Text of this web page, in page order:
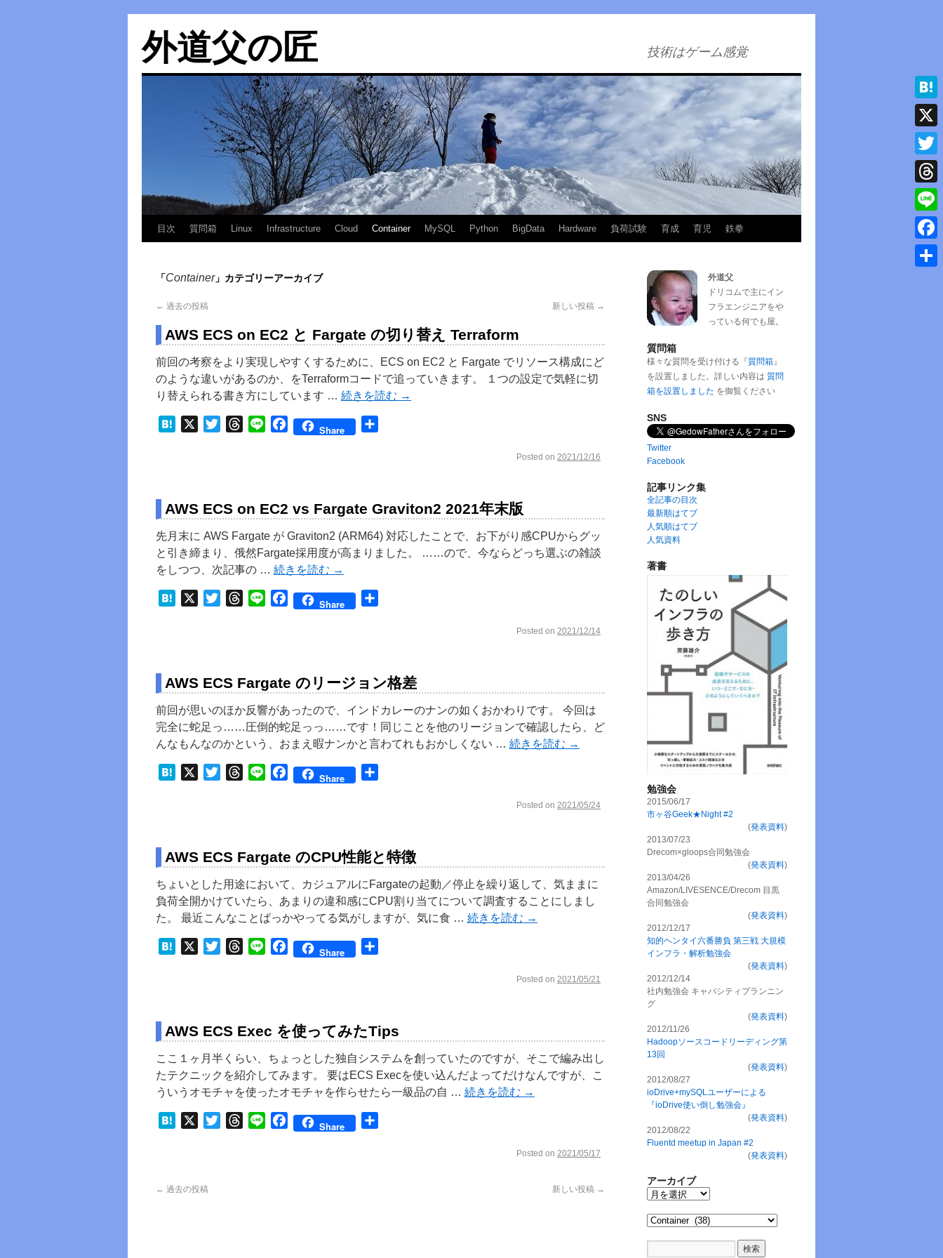
外道父の匠 技術はゲーム感覚
目次 質問箱 Linux Infrastructure Cloud Container MySQL Python BigData Hardware 負荷試験 育成 育児 鉄拳
「Container」カテゴリーアーカイブ
← 過去の投稿 新しい投稿 →
AWS ECS on EC2 と Fargate の切り替え Terraform
前回の考察をより実現しやすくするために、ECS on EC2 と Fargate でリソース構成にど
のような違いがあるのか、をTerraformコードで追っていきます。 １つの設定で気軽に切
り替えられる書き方にしています … 続きを読む →
Hatena TwitterThreads
Line FacebookShare
Posted on 2021/12/16
AWS ECS on EC2 vs Fargate Graviton2 2021年末版
先月末に AWS Fargate が Graviton2 (ARM64) 対応したことで、お下がり感CPUからグッ
と引き締まり、俄然Fargate採用度が高まりました。 ……ので、今ならどっち選ぶの雑談
をしつつ、次記事の … 続きを読む →
Hatena TwitterThreads
Line FacebookShare
Posted on 2021/12/14
AWS ECS Fargate のリージョン格差
前回が思いのほか反響があったので、インドカレーのナンの如くおかわりです。 今回は
完全に蛇足っ……圧倒的蛇足っっ……です！同じことを他のリージョンで確認したら、ど
んなもんなのかという、おまえ暇ナンかと言わてれもおかしくない … 続きを読む →
Hatena TwitterThreads
Line FacebookShare
Posted on 2021/05/24
AWS ECS Fargate のCPU性能と特徴
ちょいとした用途において、カジュアルにFargateの起動／停止を繰り返して、気ままに
負荷全開かけていたら、あまりの違和感にCPU割り当てについて調査することにしまし
た。 最近こんなことばっかやってる気がしますが、気に食 … 続きを読む →
Hatena TwitterThreads
Line FacebookShare
Posted on 2021/05/21
AWS ECS Exec を使ってみたTips
ここ１ヶ月半くらい、ちょっとした独自システムを創っていたのですが、そこで編み出し
たテクニックを紹介してみます。 要はECS Execを使い込んだよってだけなんですが、こ
ういうオモチャを使ったオモチャを作らせたら一級品の自 … 続きを読む →
Hatena TwitterThreads
Line FacebookShare
Posted on 2021/05/17
← 過去の投稿 新しい投稿 →
外道父
ドリコムで主にイン
フラエンジニアをや
っている何でも屋。
質問箱
様々な質問を受け付ける『質問箱』
を設置しました。詳しい内容は 質問
箱を設置しました を御覧ください
SNS
Twitter
Facebook
記事リンク集
全記事の目次
最新順はてブ
人気順はてブ
人気資料
著書
勉強会
2015/06/17
市ヶ谷Geek★Night #2
(発表資料)
2013/07/23
Drecom×gloops合同勉強会
(発表資料)
2013/04/26
Amazon/LIVESENCE/Drecom 目黒
合同勉強会
(発表資料)
2012/12/17
知的ヘンタイ六番勝負 第三戦 大規模
インフラ・解析勉強会
(発表資料)
2012/12/14
社内勉強会 キャパシティプランニン
グ
(発表資料)
2012/11/26
Hadoopソースコードリーディング第
13回
(発表資料)
2012/08/27
ioDrive+mySQLユーザーによる
『ioDrive使い倒し勉強会』
(発表資料)
2012/08/22
Fluentd meetup in Japan #2
(発表資料)
アーカイブ
Hatena
X
Twitter
Line